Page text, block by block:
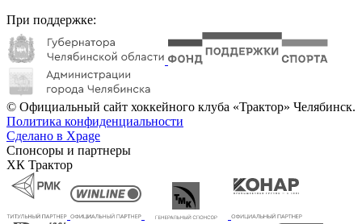
При поддержке:
© Официальный сайт хоккейного клуба «Трактор» Челябинск.
Политика конфиденциальности
Сделано в Xpage
Спонсоры и партнеры
ХК Трактор